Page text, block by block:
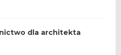
dla architekta